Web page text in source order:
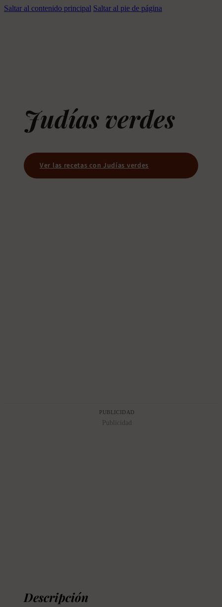
Saltar al contenido principal Saltar al pie de página
Judías verdes
Ver las recetas con Judías verdes
PUBLICIDAD
Publicidad
Descripción